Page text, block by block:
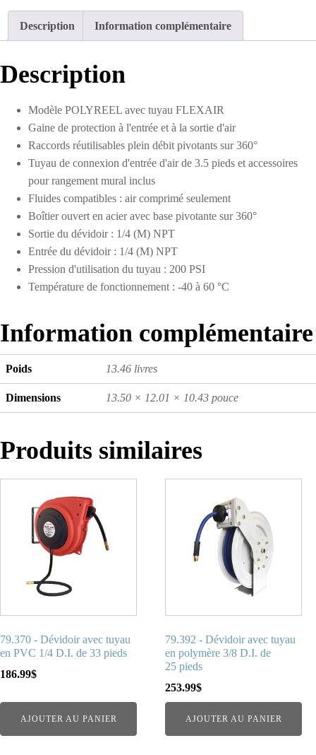
Description Information complémentaire
Description
Modèle POLYREEL avec tuyau FLEXAIR
Gaine de protection à l'entrée et à la sortie d'air
Raccords réutilisables plein débit pivotants sur 360°
Tuyau de connexion d'entrée d'air de 3.5 pieds et accessoires
pour rangement mural inclus
Fluides compatibles : air comprimé seulement
Boîtier ouvert en acier avec base pivotante sur 360°
Sortie du dévidoir : 1/4 (M) NPT
Entrée du dévidoir : 1/4 (M) NPT
Pression d'utilisation du tuyau : 200 PSI
Température de fonctionnement : -40 à 60 °C
Information complémentaire
Poids 13.46 livres
Dimensions 13.50 × 12.01 × 10.43 pouce
Produits similaires
79.370 - Dévidoir avec tuyau
en PVC 1/4 D.I. de 33 pieds
186.99$
AJOUTER AU PANIER
79.392 - Dévidoir avec tuyau
en polymère 3/8 D.I. de
25 pieds
253.99$
AJOUTER AU PANIER